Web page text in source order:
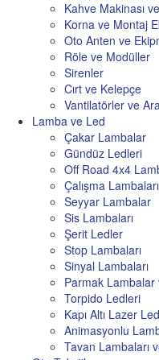
Kahve Makinası ve
Korna ve Montaj
Oto Anten ve
Röle ve Modüller
Sirenler
Cırt ve Kelepçe
Vantilatörler ve
Lamba ve Led
Çakar Lambalar
Gündüz Ledleri
Off Road 4x4
Çalışma
Seyyar Lambalar
Sis Lambaları
Şerit Ledler
Stop Lambaları
Sinyal Lambaları
Parmak
Torpido Ledleri
Kapı Altı Lazer
Animasyonlu
Tavan Lambaları